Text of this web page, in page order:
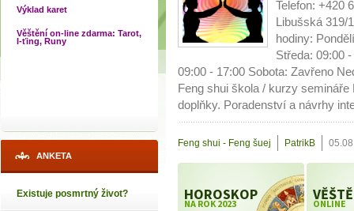
Výklad karet
Věštění on-line zdarma: Tarot,
I-ťing, Runy
ANKETA
Existuje posmrtný život?
Telefon: +420
Libušská
hodiny:
Středa: 09:00
09:00 - 17:00 Sobota: Zavřeno
Feng shui škola / kurzy
doplňky. Poradenství a návrhy
Feng shui - Feng šuej PatrikB
HOROSKOP
NA ROK 2023 ONLINE